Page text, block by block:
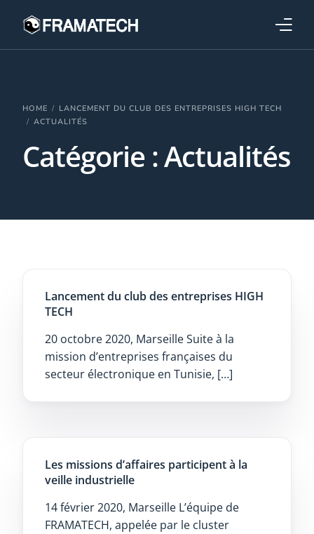
HOME
LANCEMENT DU CLUB DES ENTREPRISES HIGH TECH
ACTUALITÉS
Catégorie :Actualités
Lancement du club des entreprises HIGH
TECH
20 octobre 2020, Marseille Suite à la
mission d’entreprises françaises du
secteur électronique en Tunisie, […]
Les missions d’affaires participent à la
veille industrielle
14 février 2020, Marseille L’équipe de
FRAMATECH, appelée par le cluster
Formations
Performance électronique